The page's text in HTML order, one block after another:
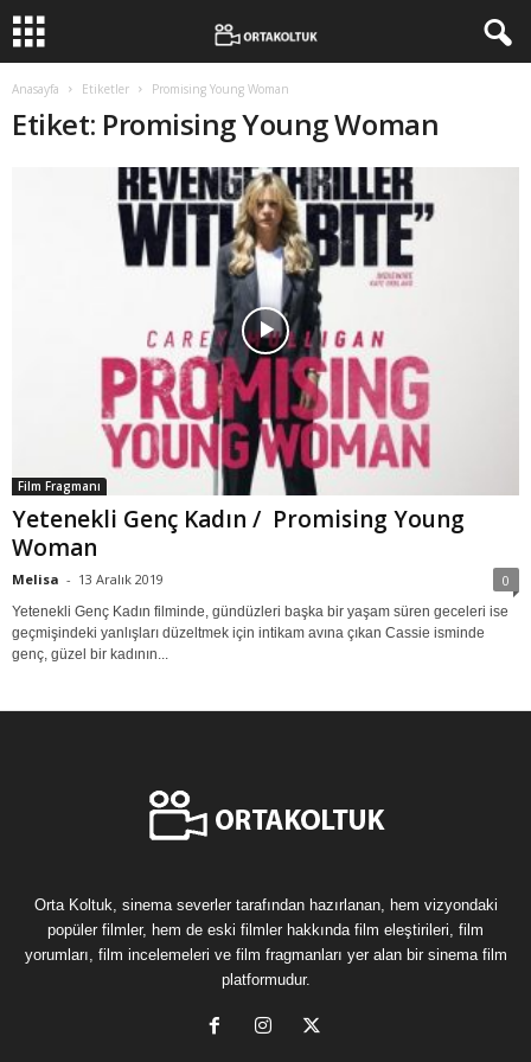
Anasayfa Etiketler Promising Young Woman
Etiket: Promising Young Woman
Film Fragmanı
Yetenekli Genç Kadın / Promising Young
Woman
Melisa - 13 Aralık 2019 0
Yetenekli Genç Kadın filminde, gündüzleri başka bir yaşam süren geceleri ise
geçmişindeki yanlışları düzeltmek için intikam avına çıkan Cassie isminde
genç, güzel bir kadının...
Orta Koltuk, sinema severler tarafından hazırlanan, hem vizyondaki
popüler filmler, hem de eski filmler hakkında film eleştirileri, film
yorumları, film incelemeleri ve film fragmanları yer alan bir sinema film
platformudur.